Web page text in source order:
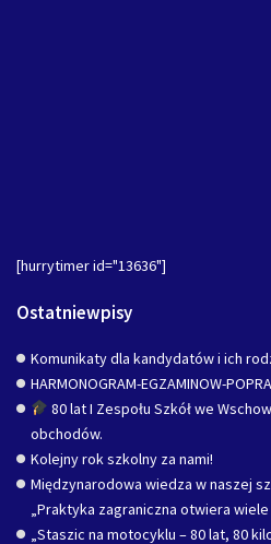
[hurrytimer id="13636"]
Ostatniewpisy
Komunikaty dla kandydatów i ich
HARMONOGRAM-EGZAMINOW-
80 lat I Zespołu Szkół we
obchodów.
Kolejny rok szkolny za nami!
Międzynarodowa wiedza w naszej
„Praktyka zagraniczna otwiera
„Staszic na motocyklu – 80 lat, 80